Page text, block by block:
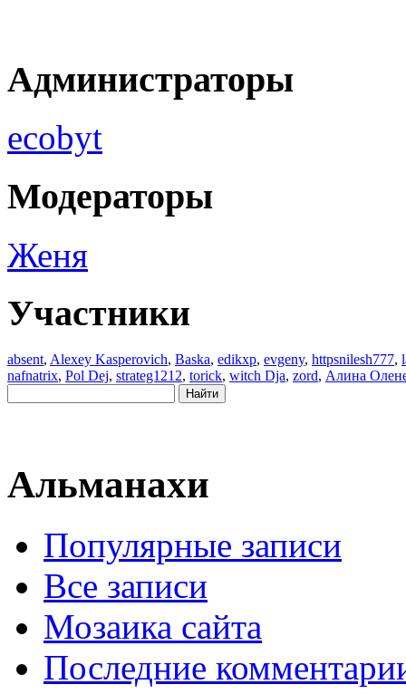
Администраторы
ecobyt
Модераторы
Женя
Участники
absent, Alexey Kasperovich, Baska, edikxp, evgeny, httpsnilesh777,
nafnatrix, Pol Dej, strateg1212, torick, witch Dja, zord, Алина
Альманахи
Популярные записи
Все записи
Мозаика сайта
Последние